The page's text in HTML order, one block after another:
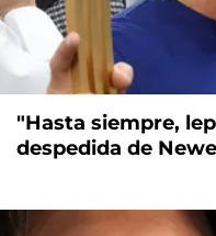
"Hasta siempre,
despedida de